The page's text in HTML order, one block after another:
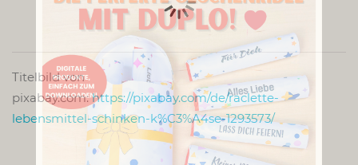
Titelbild von
pixabay.com:https://pixabay.com/de/raclette-
lebensmittel-schinken-k%C3%A4se-1293573/